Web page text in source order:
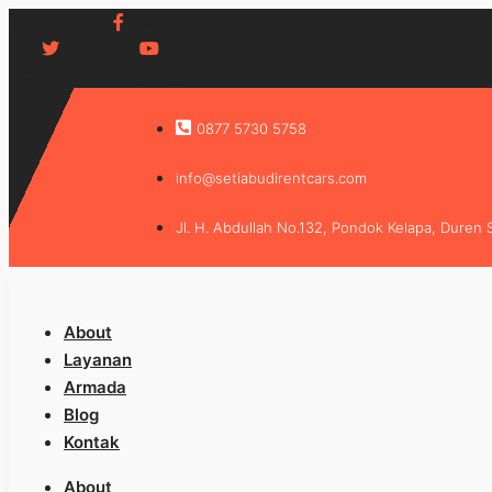
0877 5730 5758
info@setiabudirentcars.com
Jl. H. Abdullah No.132, Pondok Kelapa, Duren
About
Layanan
Armada
Blog
Kontak
About